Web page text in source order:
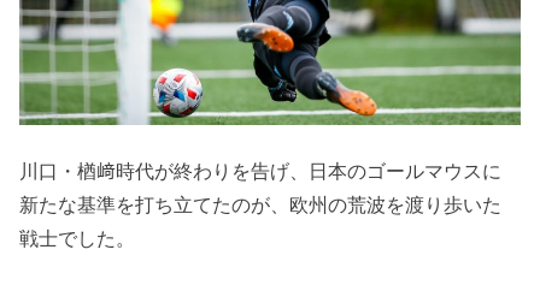
川口・楢﨑時代が終わりを告げ、日本のゴールマウスに
新たな基準を打ち立てたのが、欧州の荒波を渡り歩いた
戦士でした。